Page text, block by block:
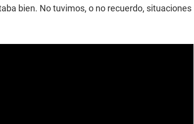
bien. No tuvimos, o no recuerdo, situaciones